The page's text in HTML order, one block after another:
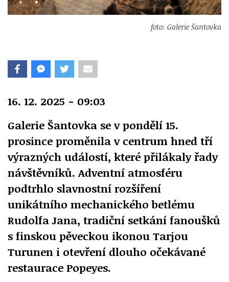
foto: Galerie Šantovka
16. 12. 2025 - 09:03
Galerie Šantovka se v pondělí 15.
prosince proměnila v centrum hned tří
výrazných událostí, které přilákaly řady
návštěvníků. Adventní atmosféru
podtrhlo slavnostní rozšíření
unikátního mechanického betlému
Rudolfa Jana, tradiční setkání fanoušků
s finskou pěveckou ikonou Tarjou
Turunen i otevření dlouho očekávané
restaurace Popeyes.